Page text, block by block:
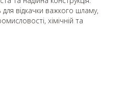
для відкачки важкого шламу,
хімічній та